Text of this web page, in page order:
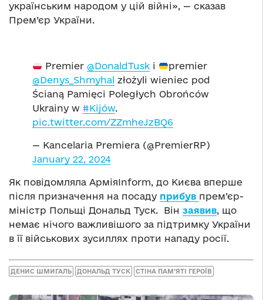
українським народом у цій війні», — сказав
Прем’єр України.
Premier @DonaldTusk i
premier
@Denys_Shmyhal złożyli wieniec pod
Ścianą Pamięci Poległych Obrońców
Ukrainy w #Kijów.
pic.twitter.com/ZZmheJzBQ6
— Kancelaria Premiera (@PremierRP)
January 22, 2024
Як повідомляла АрміяInform, до Києва вперше
після призначення на посаду прибув прем’єр-
міністр Польщі Дональд Туск. Він заявив, що
немає нічого важливішого за підтримку України
в її військових зусиллях проти нападу росії.
ДЕНИС ШМИГАЛЬ ДОНАЛЬД ТУСК СТІНА ПАМ’ЯТІ ГЕРОЇВ